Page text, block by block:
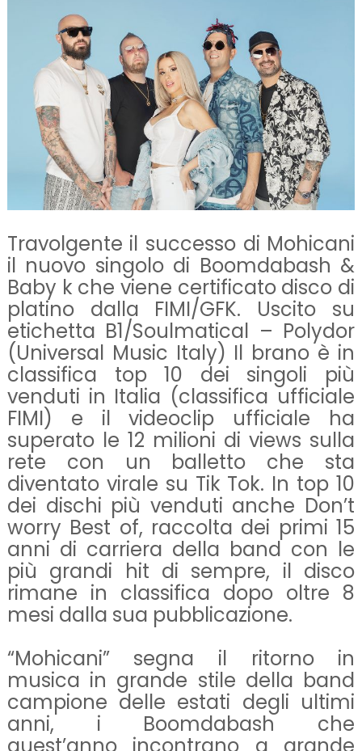
Travolgente il successo di Mohicani
il nuovo singolo di Boomdabash &
Baby k che viene certificato disco di
platino dalla FIMI/GFK. Uscito su
etichetta B1/Soulmatical – Polydor
(Universal Music Italy) Il brano è in
classifica top 10 dei singoli più
venduti in Italia (classifica ufficiale
FIMI) e il videoclip ufficiale ha
superato le 12 milioni di views sulla
rete con un balletto che sta
diventato virale su Tik Tok. In top 10
dei dischi più venduti anche Don’t
worry Best of, raccolta dei primi 15
anni di carriera della band con le
più grandi hit di sempre, il disco
rimane in classifica dopo oltre 8
mesi dalla sua pubblicazione.
“Mohicani” segna il ritorno in
musica in grande stile della band
campione delle estati degli ultimi
anni, i Boomdabash che